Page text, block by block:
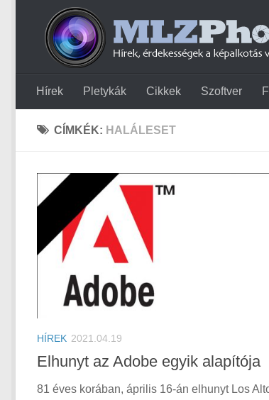
Hírek Pletykák Cikkek Szoftver
CÍMKÉK: HALÁLESET
HÍREK 2021.04.19
Elhunyt az Adobe egyik alapítója
81 éves korában, április 16-án elhunyt Los